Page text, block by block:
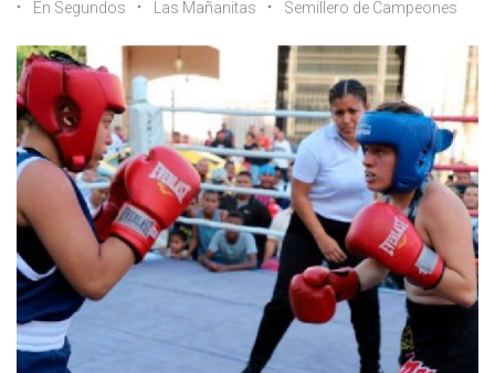
En Segundos
Las Mañanitas Semillero de Campeones